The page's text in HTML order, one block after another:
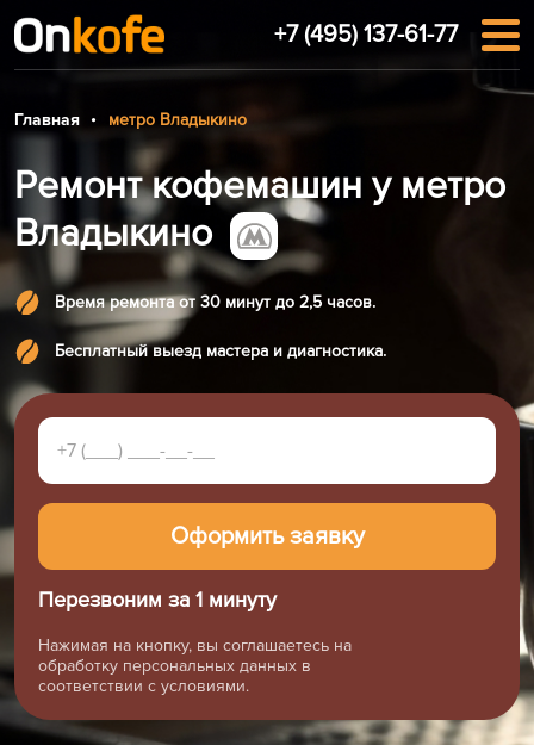
+7 (495) 137-61-77
Главная метро Владыкино
Ремонт кофемашин у метро
Владыкино
Время ремонта от 30 минут до 2,5 часов.
Бесплатный выезд мастера и диагностика.
Перезвоним за 1 минуту
Нажимая на кнопку, вы соглашаетесь на
обработку персональных данных в
соответствии с условиями.